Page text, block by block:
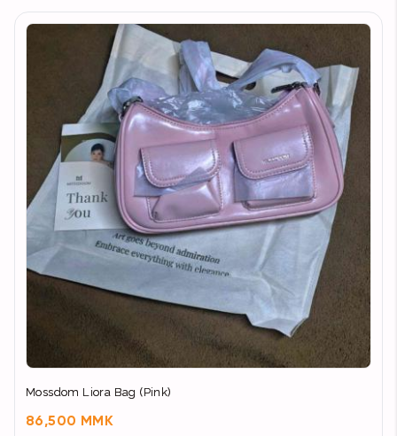
Mossdom Liora Bag (Pink)
86,500 MMK